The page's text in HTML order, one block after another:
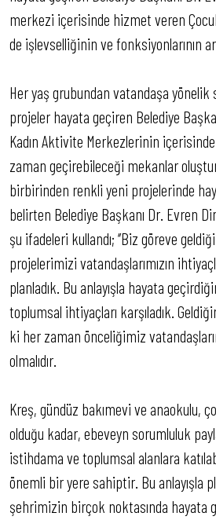
merkezi içerisinde hizmet veren
de işlevselliğinin ve fonksiyonlarının
Her yaş grubundan vatandaşa yönelik
projeler hayata geçiren Belediye
Kadın Aktivite Merkezlerinin
zaman geçirebileceği mekanlar
birbirinden renkli yeni projelerinde
belirten Belediye Başkanı Dr. Evren
şu ifadeleri kullandı; ‘’Biz göreve
projelerimizi vatandaşlarımızın
planladık. Bu anlayışla hayata
toplumsal ihtiyaçları karşıladık.
ki her zaman önceliğimiz
olmalıdır.
Kreş, gündüz bakımevi ve anaokulu,
olduğu kadar, ebeveyn sorumluluk
istihdama ve toplumsal alanlara
önemli bir yere sahiptir. Bu anlayışla
şehrimizin birçok noktasında hayata